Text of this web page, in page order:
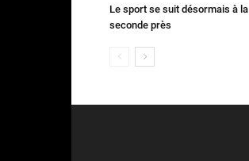
Le sport se suit désormais à la
seconde près